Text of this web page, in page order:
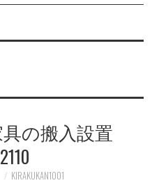
の搬入設置
KIRAKUKAN1001